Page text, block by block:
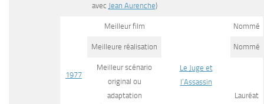
avec Jean Aurenche)
1977
Meilleur film
Le Juge et
l’Assassin
Nommé
Meilleure réalisation Nommé
Meilleur scénario
original ou
adaptation
Lauréat